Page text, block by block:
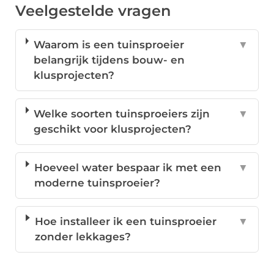
Veelgestelde vragen
Waarom is een tuinsproeier
belangrijk tijdens bouw- en
klusprojecten?
▼
Welke soorten tuinsproeiers zijn
geschikt voor klusprojecten?
▼
Hoeveel water bespaar ik met een
moderne tuinsproeier?
▼
Hoe installeer ik een tuinsproeier
zonder lekkages?
▼